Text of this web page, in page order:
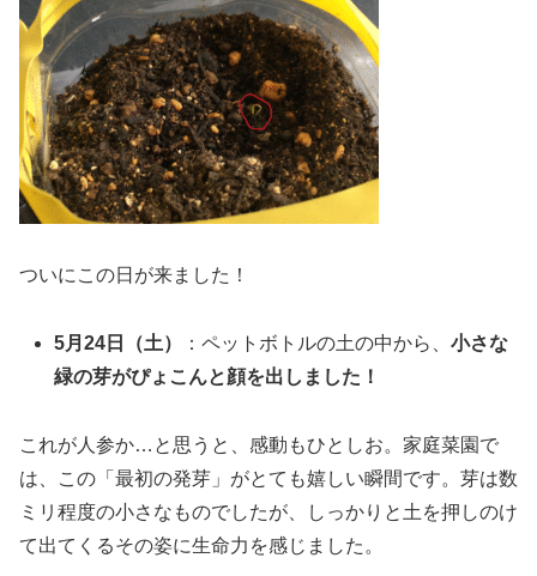
ついにこの日が来ました！
5月24日（土） ：ペットボトルの土の中から、小さな
緑の芽がぴょこんと顔を出しました！
これが人参か…と思うと、感動もひとしお。家庭菜園で
は、この「最初の発芽」がとても嬉しい瞬間です。芽は数
ミリ程度の小さなものでしたが、しっかりと土を押しのけ
て出てくるその姿に生命力を感じました。